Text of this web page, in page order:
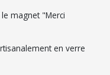
magnet "Merci
en verre